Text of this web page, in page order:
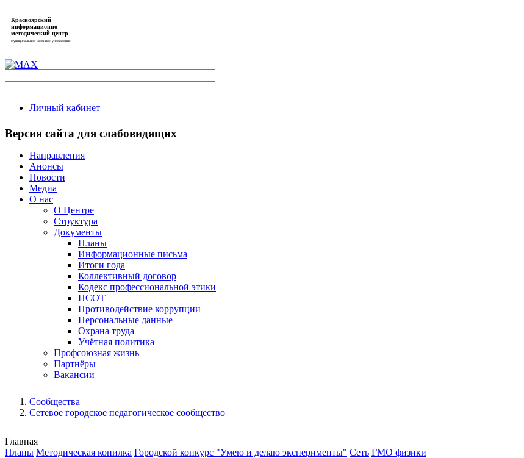
Красноярский
информационно-
методический центр
муниципальное казённое учреждение
Личный кабинет
Версия сайта для слабовидящих
Направления
Анонсы
Новости
Медиа
О нас
О Центре
Структура
Документы
Планы
Информационные письма
Итоги года
Коллективный договор
Кодекс профессиональной этики
НСОТ
Противодействие коррупции
Персональные данные
Охрана труда
Учётная политика
Профсоюзная жизнь
Партнёры
Вакансии
Сообщества
Сетевое городское педагогическое сообщество
Главная
Планы Методическая копилка Городской конкурс "Умею и делаю эксперименты" Сеть ГМО физики